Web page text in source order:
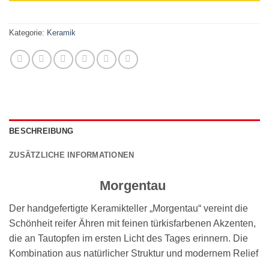
Kategorie: Keramik
BESCHREIBUNG
ZUSÄTZLICHE INFORMATIONEN
Morgentau
Der handgefertigte Keramikteller „Morgentau“ vereint die
Schönheit reifer Ähren mit feinen türkisfarbenen Akzenten,
die an Tautopfen im ersten Licht des Tages erinnern. Die
Kombination aus natürlicher Struktur und modernem Relief